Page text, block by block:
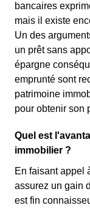
bancaires
mais il existe
Un des
un prêt sans
épargne
emprunté sont
patrimoine
pour obtenir son
Quel est
immobilier ?
En faisant appel
assurez un gain
est fin